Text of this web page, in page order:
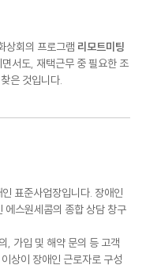
의 소통 방식은
상회의 프로그램 리모트미팅
서도, 재택근무 중 필요한 조
표준사업장입니다. 장애인
스원세콤의 종합 상담 창구
, 가입 및 해약 문의 등 고객